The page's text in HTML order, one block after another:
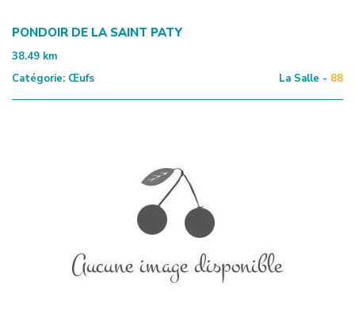
PONDOIR DE LA SAINT PATY
38.49 km
Catégorie: Œufs La Salle - 88